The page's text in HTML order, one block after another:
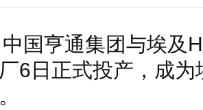
中国亨通集团与埃及
6日正式投产，成